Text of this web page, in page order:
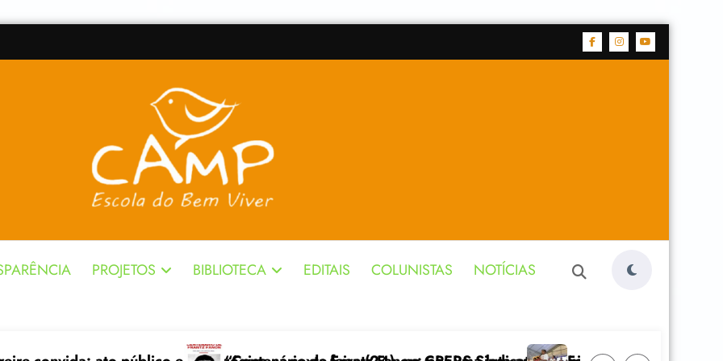
PROJETOS BIBLIOTECA EDITAIS COLUNISTAS NOTÍCIAS